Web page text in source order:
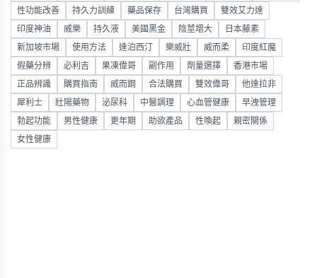
性功能改善 持久力訓練 藥品保存 台灣購買 雙效艾力達
印度神油 威樂 持久液 美國黑金 陰莖增大 日本藤素
新加坡市場 使用方法 達泊西汀 樂威壯 威而柔 印度紅魔
假藥分辨 必利吉 果凍偉哥 副作用 劑量選擇 香港市場
正品辨識 購買指南 威而鋼 合法購買 雙效偉哥 他達拉非
犀利士 壯陽藥物 泌尿科 中醫調理 心血管健康 早洩管理
勃起功能 男性健康 更年期 助欲產品 性喚起 親密關係
女性健康